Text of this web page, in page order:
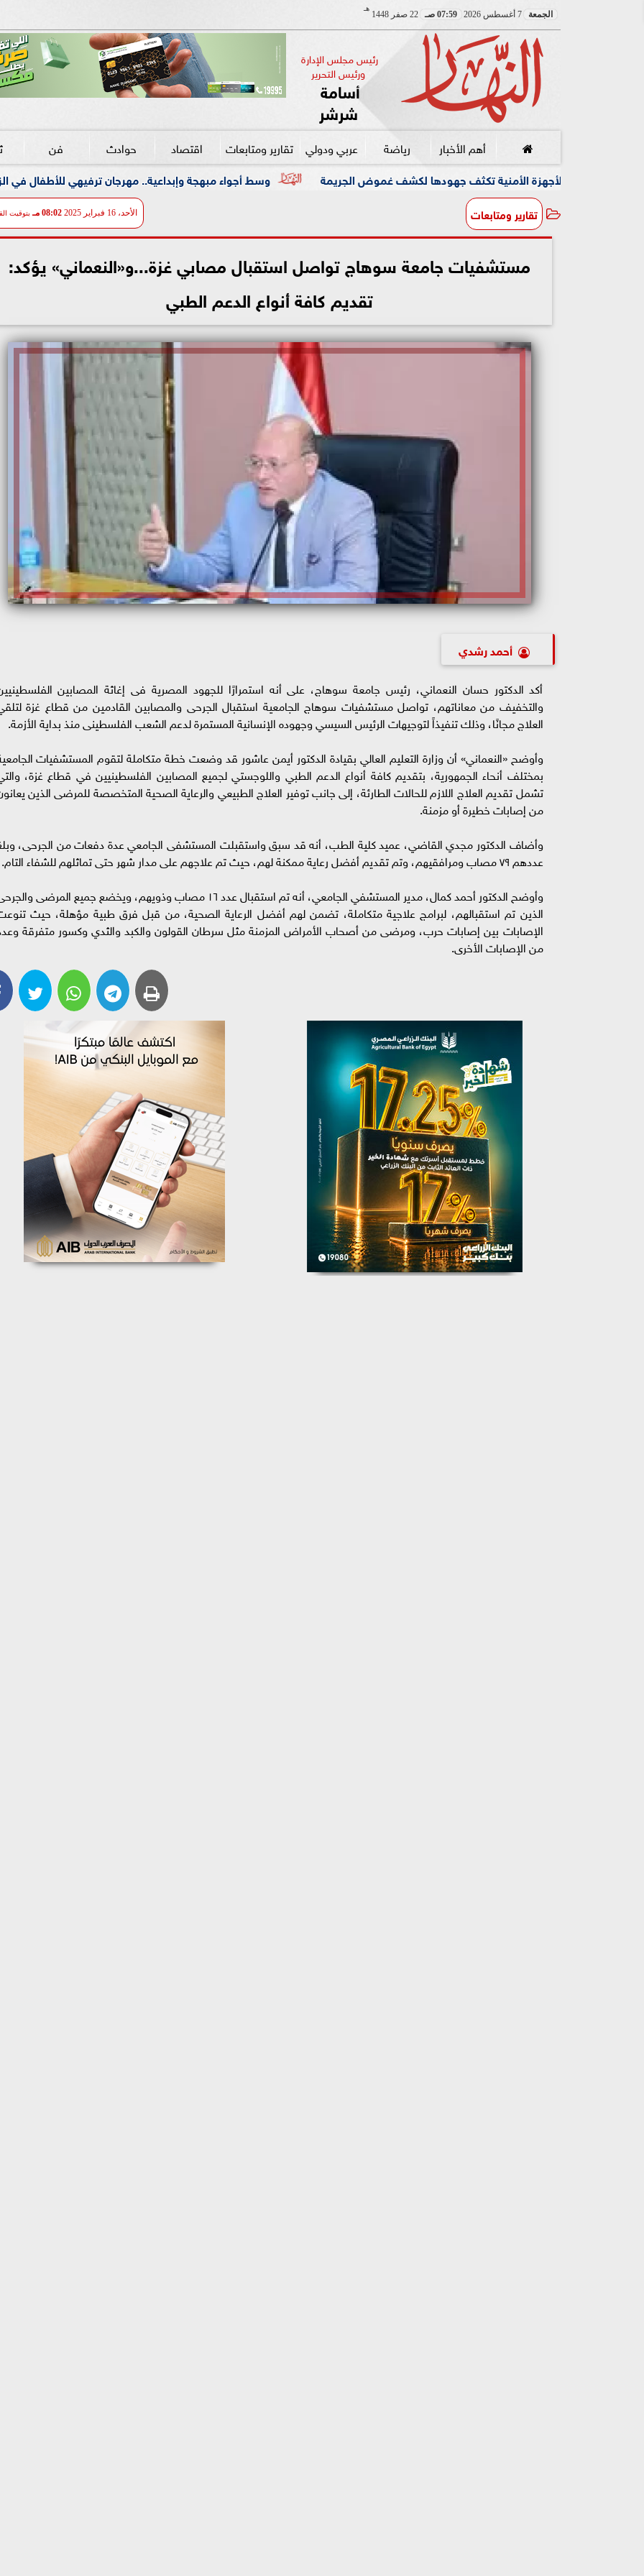
الجمعة 7 أغسطس 2026 07:59 صـ 22 صفر 1448
هـ
رئيس مجلس الإدارة
ورئيس التحرير
أسامة
شرشر
أهم الأخبار رياضة عربي ودولي تقارير ومتابعات اقتصاد حوادث فن
وسط أجواء مبهجة وإبداعية.. مهرجان ترفيهي للأطفال في الزمالك بالتعاون مع الأمنية تكثف جهودها لكشف غموض الجريمة
تقارير ومتابعات الأحد، 16 فبراير 2025 08:02 مـ بتوقيت
مستشفيات جامعة سوهاج تواصل استقبال مصابي غزة...و«النعماني» يؤكد:
تقديم كافة أنواع الدعم الطبي
أحمد رشدي
أكد الدكتور حسان النعماني، رئيس جامعة سوهاج، على أنه استمرارًا للجهود المصرية فى إغاثة المصابين
والتخفيف من معاناتهم، تواصل مستشفيات سوهاج الجامعية استقبال الجرحى والمصابين القادمين من قطاع غزة
العلاج مجانًا، وذلك تنفيذاً لتوجيهات الرئيس السيسي وجهوده الإنسانية المستمرة لدعم الشعب الفلسطينى منذ بداية الأزمة.
وأوضح «النعماني» أن وزارة التعليم العالي بقيادة الدكتور أيمن عاشور قد وضعت خطة متكاملة لتقوم المستشفيات
بمختلف أنحاء الجمهورية، بتقديم كافة أنواع الدعم الطبي واللوجستي لجميع المصابين الفلسطينيين في قطاع غزة،
تشمل تقديم العلاج اللازم للحالات الطارئة، إلى جانب توفير العلاج الطبيعي والرعاية الصحية المتخصصة للمرضى الذين
من إصابات خطيرة أو مزمنة.
وأضاف الدكتور مجدي القاضي، عميد كلية الطب، أنه قد سبق واستقبلت المستشفى الجامعي عدة دفعات من الجرحى،
عددهم ٧٩ مصاب ومرافقيهم، وتم تقديم أفضل رعاية ممكنة لهم، حيث تم علاجهم على مدار شهر حتى تماثلهم للشفاء التام.
وأوضح الدكتور أحمد كمال، مدير المستشفي الجامعي، أنه تم استقبال عدد ١٦ مصاب وذويهم، ويخضع جميع المرضى
الذين تم استقبالهم، لبرامج علاجية متكاملة، تضمن لهم أفضل الرعاية الصحية، من قبل فرق طبية مؤهلة، حيث
الإصابات بين إصابات حرب، ومرضى من أصحاب الأمراض المزمنة مثل سرطان القولون والكبد والثدي وكسور متفرقة
من الإصابات الأخرى.